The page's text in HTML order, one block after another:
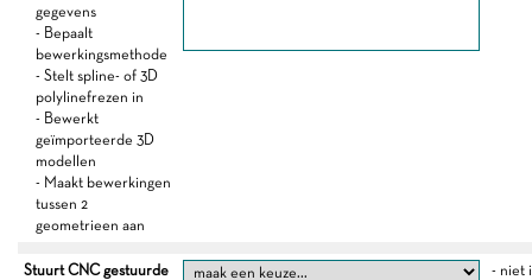
gegevens
- Bepaalt
bewerkingsmethode
- Stelt spline- of 3D
polylinefrezen in
- Bewerkt
geïmporteerde 3D
modellen
- Maakt bewerkingen
tussen 2
geometrieen aan
Stuurt CNC gestuurde
- niet